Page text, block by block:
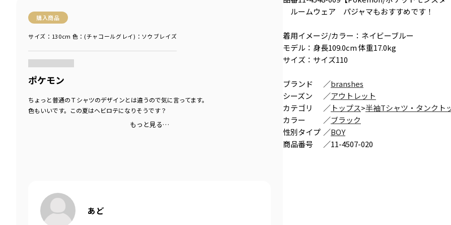
購入商品
サイズ：130cm 色：(チャコールグレイ)：ソウブレイズ
ポケモン
ちょっと普通のＴシャツのデザインとは違うので気に言ってます。
色もいいです。この夏はヘビロテになりそうです？
もっと見る…
あど
ルームウェア パジャマもおすすめです！
着用イメージ/カラー：ネイビーブルー
モデル：身長109.0cm 体重17.0kg
サイズ：サイズ110
ブランド ／branshes
シーズン
／アウトレット
カテゴリ
／ トップス>半袖Tシャツ・タンクト
カラー
／ブラック
性別タイプ ／BOY
商品番号
／11-4507-020